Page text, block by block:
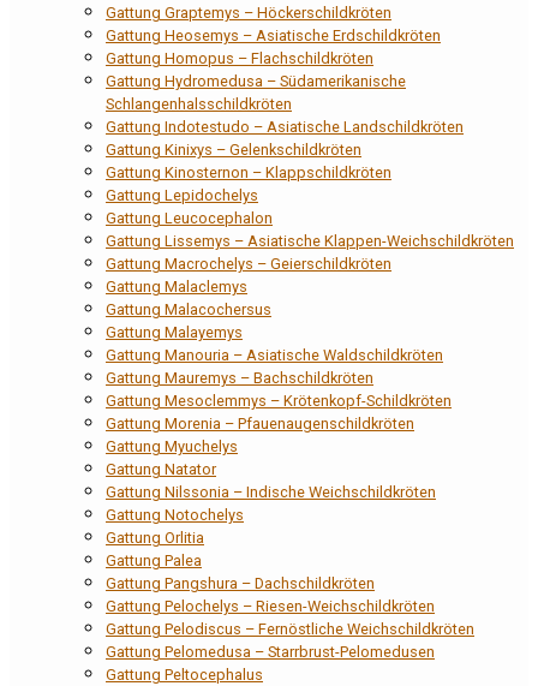
Gattung Graptemys – Höckerschildkröten
Gattung Heosemys – Asiatische Erdschildkröten
Gattung Homopus – Flachschildkröten
Gattung Hydromedusa – Südamerikanische
Schlangenhalsschildkröten
Gattung Indotestudo – Asiatische Landschildkröten
Gattung Kinixys – Gelenkschildkröten
Gattung Kinosternon – Klappschildkröten
Gattung Lepidochelys
Gattung Leucocephalon
Gattung Lissemys – Asiatische Klappen-Weichschildkröten
Gattung Macrochelys – Geierschildkröten
Gattung Malaclemys
Gattung Malacochersus
Gattung Malayemys
Gattung Manouria – Asiatische Waldschildkröten
Gattung Mauremys – Bachschildkröten
Gattung Mesoclemmys – Krötenkopf-Schildkröten
Gattung Morenia – Pfauenaugenschildkröten
Gattung Myuchelys
Gattung Natator
Gattung Nilssonia – Indische Weichschildkröten
Gattung Notochelys
Gattung Orlitia
Gattung Palea
Gattung Pangshura – Dachschildkröten
Gattung Pelochelys – Riesen-Weichschildkröten
Gattung Pelodiscus – Fernöstliche Weichschildkröten
Gattung Pelomedusa – Starrbrust-Pelomedusen
Gattung Peltocephalus